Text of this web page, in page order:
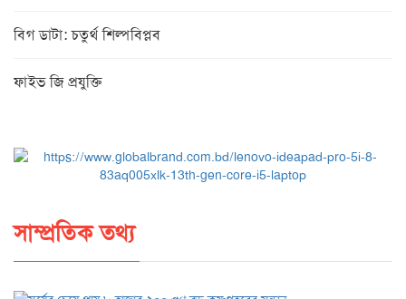
বিগ ডাটা: চতুর্থ শিল্পবিপ্লব
ফাইভ জি প্রযুক্তি
সাম্প্রতিক তথ্য